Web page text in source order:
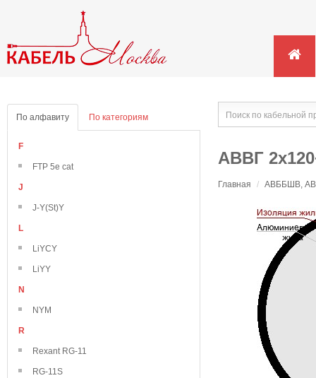
По алфавиту По категориям
F
FTP 5e cat
J
J-Y(St)Y
L
LiYCY
LiYY
N
NYM
R
Rexant RG-11
RG-11S
АВВГ
Главная / АВББШВ,